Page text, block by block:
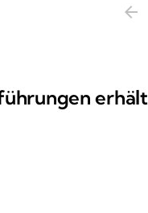
arrow_back